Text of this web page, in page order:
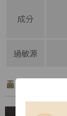
成分
過敏源